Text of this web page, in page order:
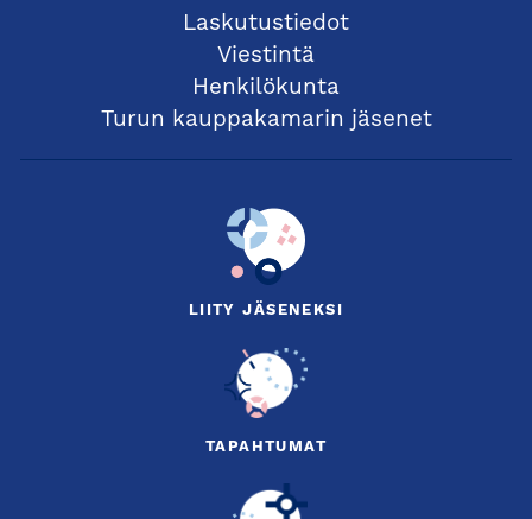
Laskutustiedot
Viestintä
Henkilökunta
Turun kauppakamarin jäsenet
LIITY JÄSENEKSI
TAPAHTUMAT